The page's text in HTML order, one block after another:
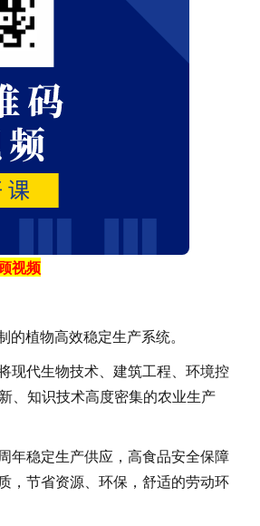
视频
植物高效稳定生产系统。
现代生物技术、建筑工程、环境控
、知识技术高度密集的农业生产
年稳定生产供应，高食品安全保障
，节省资源、环保，舒适的劳动环